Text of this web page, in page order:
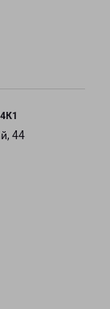
44